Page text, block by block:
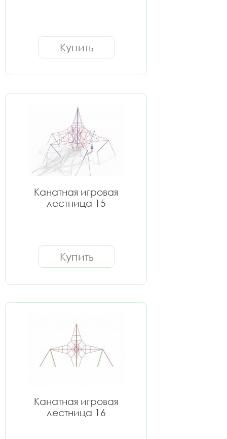
Купить
Канатная игровая
лестница 15
Купить
Канатная игровая
лестница 16